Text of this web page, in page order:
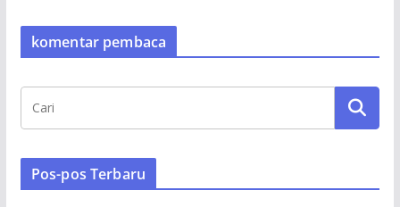
komentar pembaca
Pos-pos Terbaru